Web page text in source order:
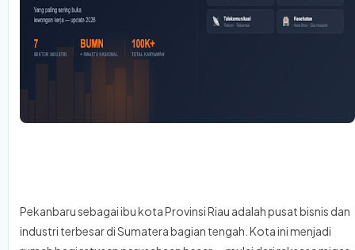
Pekanbaru sebagai ibu kota Provinsi Riau adalah pusat bisnis dan
industri terbesar di Sumatera bagian tengah. Kota ini menjadi